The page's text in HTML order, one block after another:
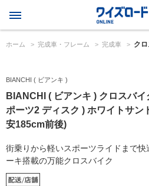
ホーム > 完成車・フレーム > 完成車 > ク
BIANCHI ( ビアンキ )
BIANCHI ( ビアンキ ) クロスバ
ポーツ2 ディスク ) ホワイトサン
安185cm前後)
街乗りから軽いスポーツライドまで
ーキ搭載の万能クロスバイク